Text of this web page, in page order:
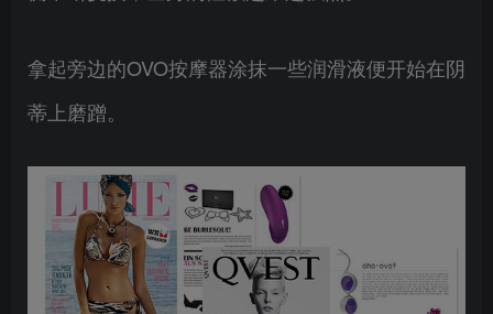
拿起旁边的OVO按摩器涂抹一些润滑液便开始在阴
蒂上磨蹭。